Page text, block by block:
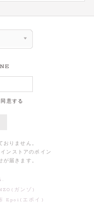
同意する
りません。
ンストアのポイン
が届きます。
ガンゾ)
Epoi(エポイ)